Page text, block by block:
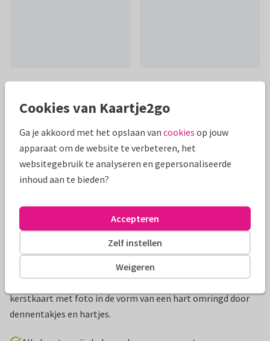
Mooie extra's bij je kaart
Productinformatie
Wens iedereen fijne feestdagen met deze persoonlijke
kerstkaart met foto in de vorm van een hart omringd door
dennentakjes en hartjes.
Cookies van Kaartje2go
Ga je akkoord met het opslaan van cookies op jouw
apparaat om de website te verbeteren, het
websitegebruik te analyseren en gepersonaliseerde
inhoud aan te bieden?
Weigeren
Zelf instellen
Accepteren